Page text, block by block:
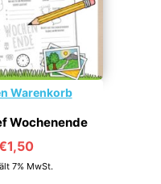
Warenkorb
Wochenende
1,50
7% MwSt.